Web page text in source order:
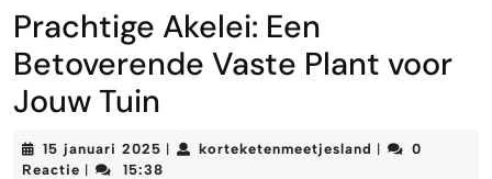
Prachtige Akelei: Een
Betoverende Vaste Plant voor
Jouw Tuin
15 januari 2025 15
januari
korteketenmeetjesland
0
Reactie
15:38